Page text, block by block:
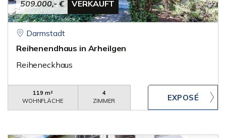
509.000,- € VERKAUFT
Darmstadt
Reihenendhaus in Arheilgen
Reiheneckhaus
119 m²
WOHNFLÄCHE
4
ZIMMER